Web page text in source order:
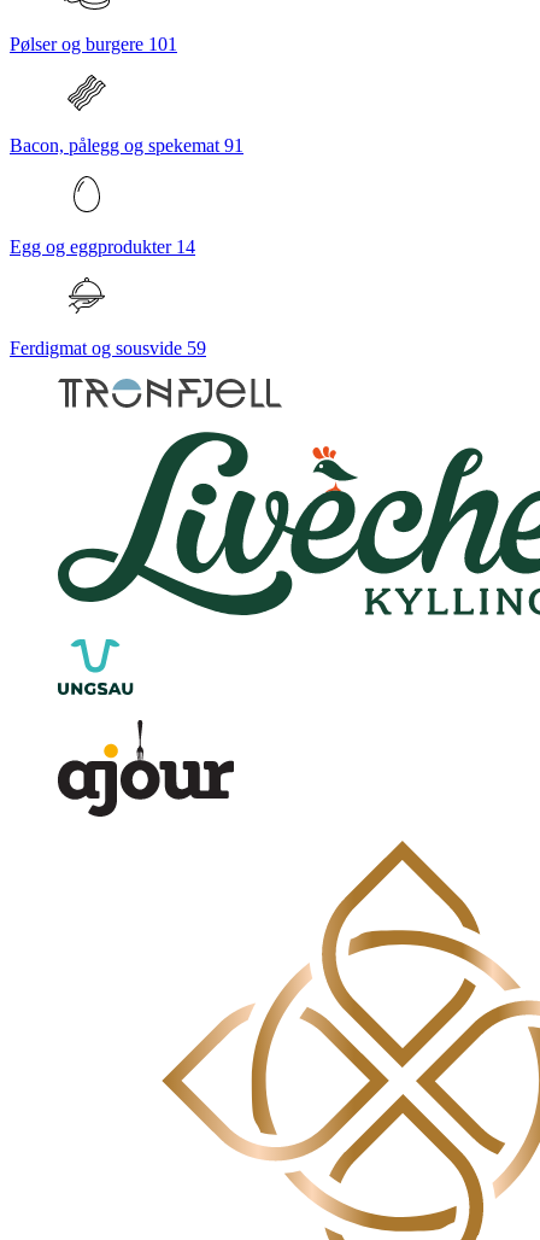
Pølser og burgere 101
Bacon, pålegg og spekemat 91
Egg og eggprodukter 14
Ferdigmat og sousvide 59